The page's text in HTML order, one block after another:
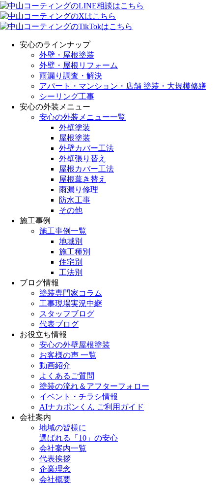
安心のラインナップ
外壁・屋根塗装
外壁・屋根リフォーム
雨漏り調査・解決
アパート・マンション・店舗 塗装・大規模修繕
シーリング工事
安心の外装メニュー
安心の外装メニュー一覧
外壁塗装
屋根塗装
外壁カバー工法
外壁張り替え
屋根カバー工法
屋根葺き替え
雨漏り修理
防水工事
その他
施工事例
施工事例一覧
地域別
施工種別
住宅別
工法別
ブログ情報
塗装専門家コラム
工事現場実況中継
スタッフブログ
代表ブログ
お役立ち情報
安心の外壁屋根塗装
お客様の声 一覧
動画紹介
よくあるご質問
塗装の流れ＆アフターフォロー
イベント・チラシ情報
AIナカポンくん ご利用ガイド
会社案内
地域の皆様に
選ばれる「10」の安心
会社案内一覧
代表挨拶
企業理念
会社概要